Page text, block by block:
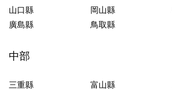
山口縣 岡山縣
廣島縣
鳥取縣
中部
三重縣 富山縣